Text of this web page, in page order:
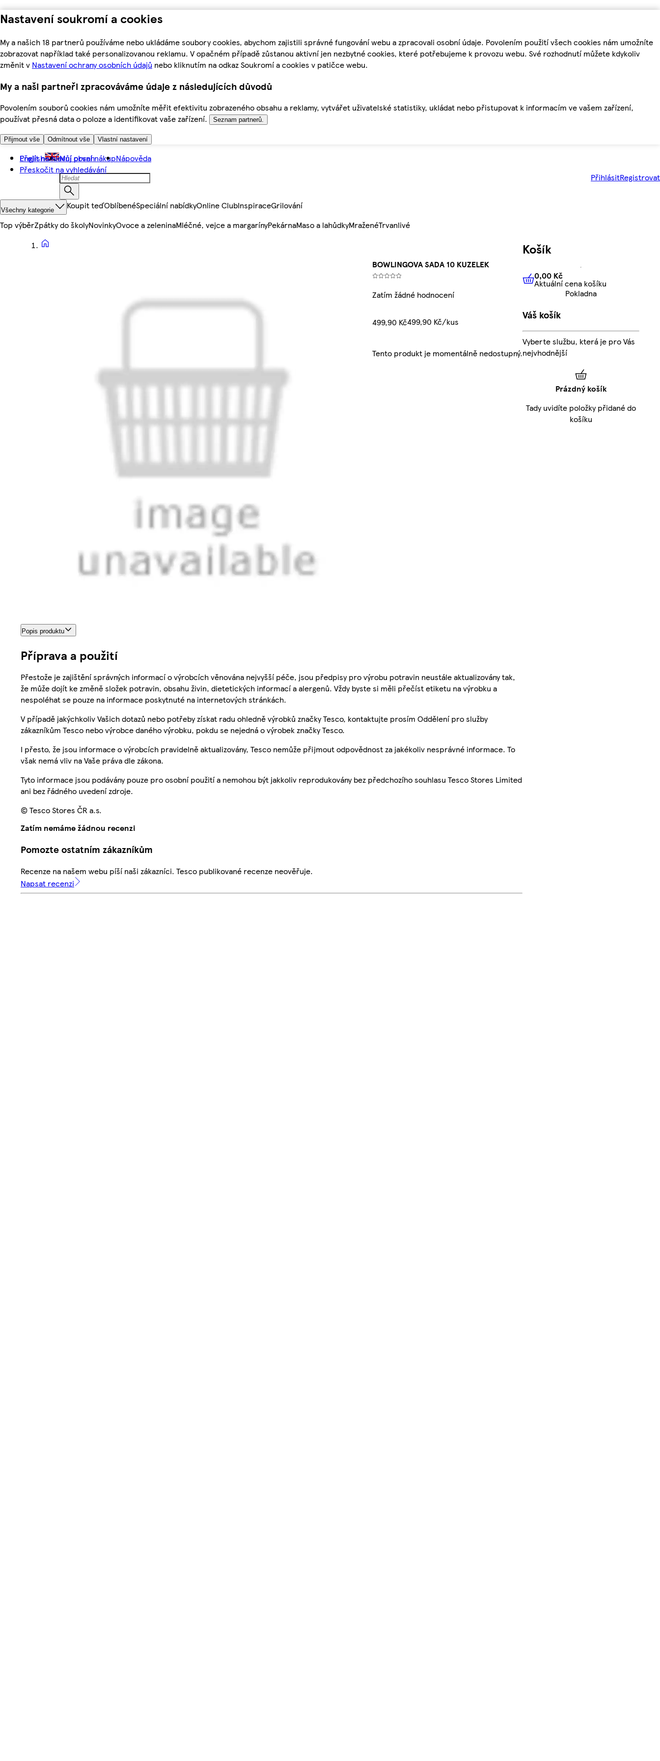
Nastavení soukromí a cookies
My a našich 18 partnerů používáme nebo ukládáme soubory cookies, abychom zajistili správné fungování webu a zpracovali osobní údaje. Povolením použití všech cookies nám umožníte
zobrazovat například také personalizovanou reklamu. V opačném případě zůstanou aktivní jen nezbytné cookies, které potřebujeme k provozu webu. Své rozhodnutí můžete kdykoliv
změnit v Nastavení ochrany osobních údajů nebo kliknutím na odkaz Soukromí a cookies v patičce webu.
My a naši partneři zpracováváme údaje z následujících důvodů
Povolením souborů cookies nám umožníte měřit efektivitu zobrazeného obsahu a reklamy, vytvářet uživatelské statistiky, ukládat nebo přistupovat k informacím ve vašem zařízení,
používat přesná data o poloze a identifikovat vaše zařízení.
Seznam partnerů.
Přijmout vše Odmítnout vše Vlastní nastavení
Přejít na hlavní obsah
Přeskočit na vyhledávání
English Můj první nákupNápověda
PřihlásitRegistrovat
Všechny kategorie Koupit teďOblíbenéSpeciální nabídkyOnline ClubInspiraceGrilování
Top výběrZpátky do školyNovinkyOvoce a zeleninaMléčné, vejce a margarínyPekárnaMaso a lahůdkyMraženéTrvanlivé
BOWLINGOVA SADA 10 KUZELEK
Zatím žádné hodnocení
499,90 Kč499,90 Kč/kus
Tento produkt je momentálně nedostupný.
Popis produktu
Příprava a použití
Přestože je zajištění správných informací o výrobcích věnována nejvyšší péče, jsou předpisy pro výrobu potravin neustále aktualizovány tak,
že může dojít ke změně složek potravin, obsahu živin, dietetických informací a alergenů. Vždy byste si měli přečíst etiketu na výrobku a
nespoléhat se pouze na informace poskytnuté na internetových stránkách.
V případě jakýchkoliv Vašich dotazů nebo potřeby získat radu ohledně výrobků značky Tesco, kontaktujte prosím Oddělení pro služby
zákazníkům Tesco nebo výrobce daného výrobku, pokdu se nejedná o výrobek značky Tesco.
I přesto, že jsou informace o výrobcích pravidelně aktualizovány, Tesco nemůže přijmout odpovědnost za jakékoliv nesprávné informace. To
však nemá vliv na Vaše práva dle zákona.
Tyto informace jsou podávány pouze pro osobní použití a nemohou být jakkoliv reprodukovány bez předchozího souhlasu Tesco Stores Limited
ani bez řádného uvedení zdroje.
© Tesco Stores ČR a.s.
Zatím nemáme žádnou recenzi
Pomozte ostatním zákazníkům
Recenze na našem webu píší naši zákazníci. Tesco publikované recenze neověřuje.
Napsat recenzi
Košík
0,00 KčAktuální cena košíku
0,00 Kč
Aktuální cena košíku
Pokladna
Váš košík
Vyberte službu, která je pro Vás
nejvhodnější
Prázdný košík
Tady uvidíte položky přidané do
košíku